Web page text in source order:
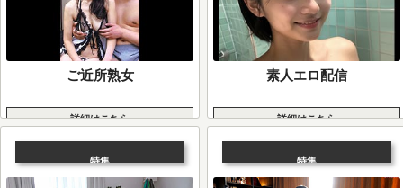
ご近所熟女
詳細はこちら
特集
素人エロ配信
詳細はこちら
特集